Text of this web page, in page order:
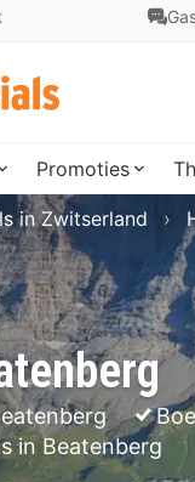
Promoties
in Beatenberg
in Zwitserland